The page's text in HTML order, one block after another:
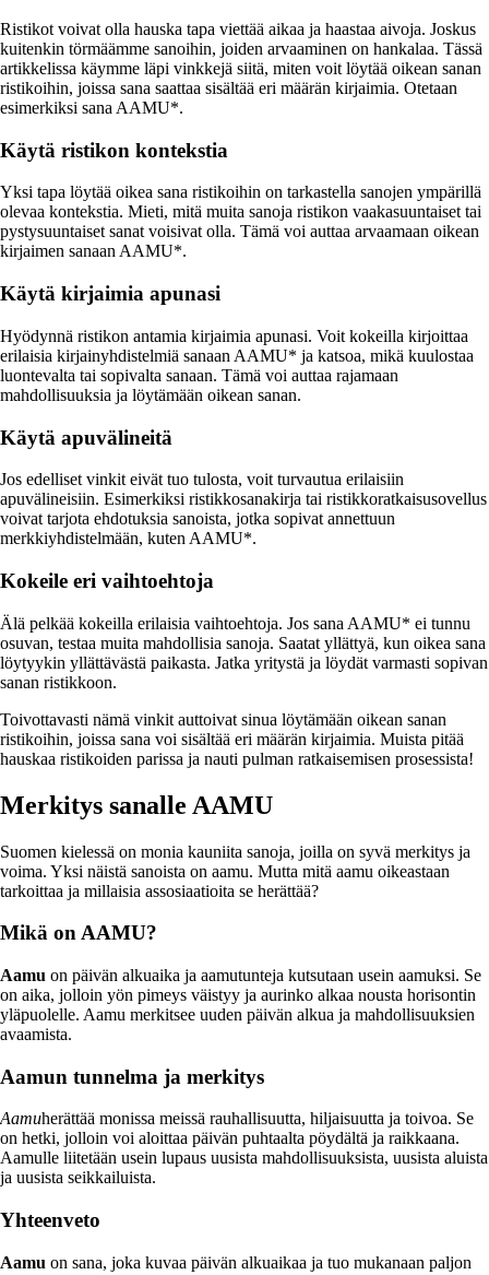
Ristikot voivat olla hauska tapa viettää aikaa ja haastaa aivoja. Joskus
kuitenkin törmäämme sanoihin, joiden arvaaminen on hankalaa. Tässä
artikkelissa käymme läpi vinkkejä siitä, miten voit löytää oikean sanan
ristikoihin, joissa sana saattaa sisältää eri määrän kirjaimia. Otetaan
esimerkiksi sana AAMU*.
Käytä ristikon kontekstia
Yksi tapa löytää oikea sana ristikoihin on tarkastella sanojen ympärillä
olevaa kontekstia. Mieti, mitä muita sanoja ristikon vaakasuuntaiset tai
pystysuuntaiset sanat voisivat olla. Tämä voi auttaa arvaamaan oikean
kirjaimen sanaan AAMU*.
Käytä kirjaimia apunasi
Hyödynnä ristikon antamia kirjaimia apunasi. Voit kokeilla kirjoittaa
erilaisia kirjainyhdistelmiä sanaan AAMU* ja katsoa, mikä kuulostaa
luontevalta tai sopivalta sanaan. Tämä voi auttaa rajamaan
mahdollisuuksia ja löytämään oikean sanan.
Käytä apuvälineitä
Jos edelliset vinkit eivät tuo tulosta, voit turvautua erilaisiin
apuvälineisiin. Esimerkiksi ristikkosanakirja tai ristikkoratkaisusovellus
voivat tarjota ehdotuksia sanoista, jotka sopivat annettuun
merkkiyhdistelmään, kuten AAMU*.
Kokeile eri vaihtoehtoja
Älä pelkää kokeilla erilaisia vaihtoehtoja. Jos sana AAMU* ei tunnu
osuvan, testaa muita mahdollisia sanoja. Saatat yllättyä, kun oikea sana
löytyykin yllättävästä paikasta. Jatka yritystä ja löydät varmasti sopivan
sanan ristikkoon.
Toivottavasti nämä vinkit auttoivat sinua löytämään oikean sanan
ristikoihin, joissa sana voi sisältää eri määrän kirjaimia. Muista pitää
hauskaa ristikoiden parissa ja nauti pulman ratkaisemisen prosessista!
Merkitys sanalle AAMU
Suomen kielessä on monia kauniita sanoja, joilla on syvä merkitys ja
voima. Yksi näistä sanoista on aamu. Mutta mitä aamu oikeastaan
tarkoittaa ja millaisia assosiaatioita se herättää?
Mikä on AAMU?
Aamu on päivän alkuaika ja aamutunteja kutsutaan usein aamuksi. Se
on aika, jolloin yön pimeys väistyy ja aurinko alkaa nousta horisontin
yläpuolelle. Aamu merkitsee uuden päivän alkua ja mahdollisuuksien
avaamista.
Aamun tunnelma ja merkitys
Aamuherättää monissa meissä rauhallisuutta, hiljaisuutta ja toivoa. Se
on hetki, jolloin voi aloittaa päivän puhtaalta pöydältä ja raikkaana.
Aamulle liitetään usein lupaus uusista mahdollisuuksista, uusista aluista
ja uusista seikkailuista.
Yhteenveto
Aamu on sana, joka kuvaa päivän alkuaikaa ja tuo mukanaan paljon